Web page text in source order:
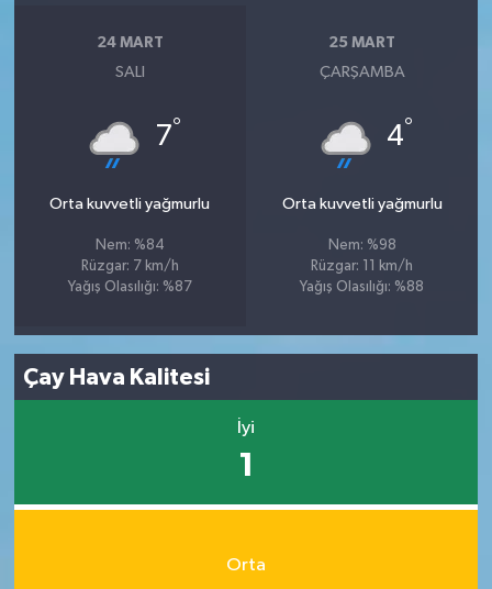
24 MART
SALI
7°
Orta kuvvetli yağmurlu
Nem: %84
Rüzgar: 7 km/h
Yağış Olasılığı: %87
25 MART
ÇARŞAMBA
4°
Orta kuvvetli yağmurlu
Nem: %98
Rüzgar: 11 km/h
Yağış Olasılığı: %88
Çay Hava Kalitesi
İyi
1
Orta